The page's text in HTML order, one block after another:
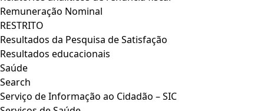
Remuneração Nominal
RESTRITO
Resultados da Pesquisa de Satisfação
Resultados educacionais
Saúde
Search
Serviço de Informação ao Cidadão – SIC